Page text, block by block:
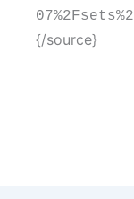
{/source}